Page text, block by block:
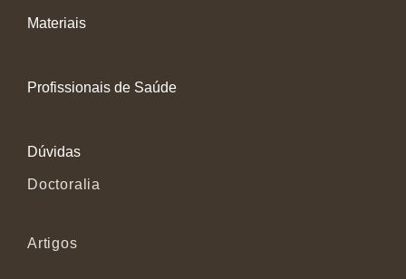
Materiais
Profissionais de Saúde
Dúvidas
Doctoralia
Artigos